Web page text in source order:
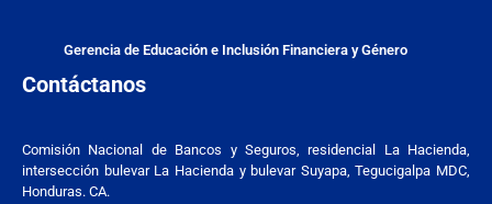
Gerencia de Educación e Inclusión Financiera y Género
Contáctanos
Comisión Nacional de Bancos y Seguros, residencial La Hacienda,
intersección bulevar La Hacienda y bulevar Suyapa, Tegucigalpa MDC,
Honduras. CA.